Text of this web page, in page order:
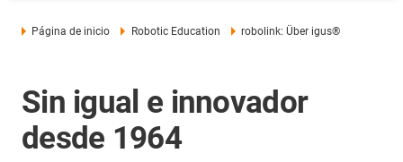
Página de inicio Robotic Education robolink: Über igus®
Sin igual e innovador
desde 1964